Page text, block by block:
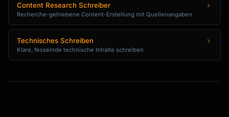
```
```
Hi [Name],
Content Research Schreiber
Recherche-getriebene Content-Erstellung mit Quellenangaben
Technisches Schreiben
Klare, fesselnde technische Inhalte schreiben